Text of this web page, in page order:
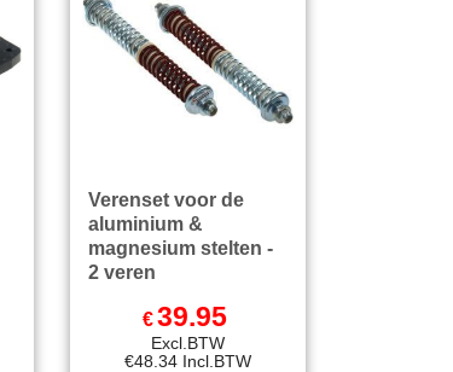
Verenset voor de
aluminium &
magnesium stelten -
2 veren
€39.95
Excl.BTW
€48.34 Incl.BTW